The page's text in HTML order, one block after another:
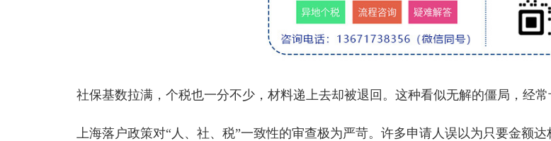
社保基数拉满，个税也一分不少，材料递上去却被退回。这种看似无解的僵局，经常
上海落户政策对“人、社、税”一致性的审查极为严苛。许多申请人误以为只要金额达